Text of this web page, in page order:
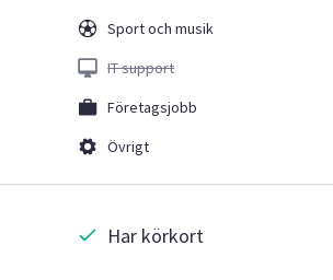
Sport och musik
IT support
Företagsjobb
Övrigt
Har körkort